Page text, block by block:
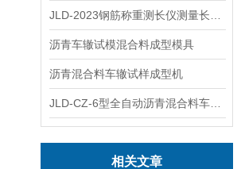
沥青车辙试模混合料成型模具
沥青混合料车辙试样成型机
相关文章